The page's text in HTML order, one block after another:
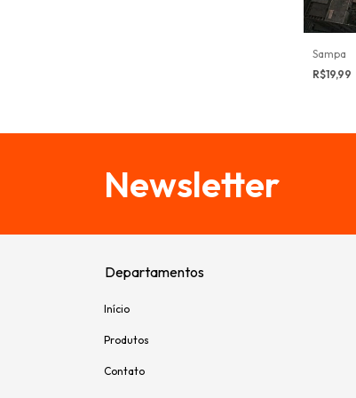
Sampa
R$19,99
Newsletter
Departamentos
Início
Produtos
Contato